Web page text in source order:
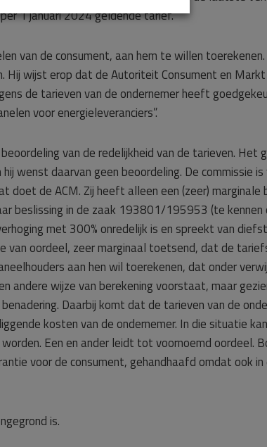
1 januari 2024 geldende tarief.
van de consument, aan hem te willen
wijst erop dat de Autoriteit Consument en
de tarieven van de ondernemer heeft
voor energieleveranciers”.
van de redelijkheid van de tarieven. Het
wenst daarvan geen beoordeling. De commissie
de ACM. Zij heeft alleen een (zeer) marginale
beslissing in de zaak 193801/195953 (te
met 300% onredelijk is en spreekt van
van oordeel, zeer marginaal toetsend, dat de
aan hen wil toerekenen, dat onder
andere wijze van berekening voorstaat, maar
Daarbij komt dat de tarieven van de
kosten van de ondernemer. In die situatie
Een en ander leidt tot voornoemd oordeel.
voor de consument, gehandhaafd omdat ook
is.